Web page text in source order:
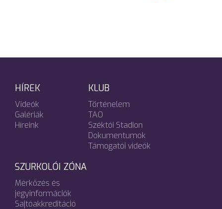
HÍREK
Videók
Galériák
Híreink
KLUB
Történelem
TAO
Széktói Stadion
Dokumentumok
Támogatói videók
SZURKOLÓI ZÓNA
Mérkőzés és
jegyinformációk
Sajtóakkreditáció